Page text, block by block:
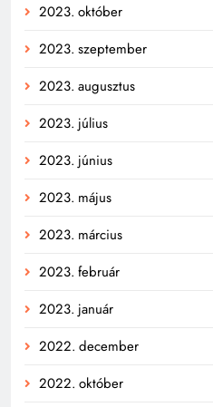
2023. október
2023. szeptember
2023. augusztus
2023. július
2023. június
2023. május
2023. március
2023. február
2023. január
2022. december
2022. október